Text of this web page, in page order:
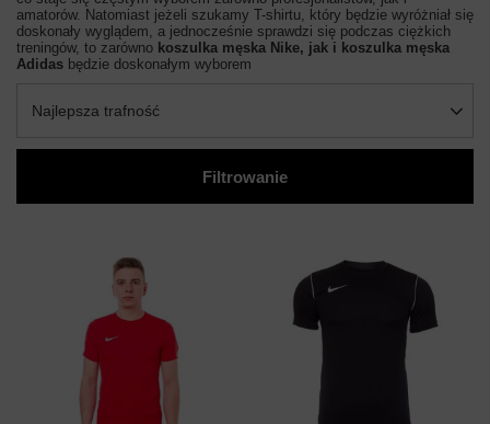
amatorów. Natomiast jeżeli szukamy T-shirtu, który będzie wyróżniał się
doskonały wyglądem, a jednocześnie sprawdzi się podczas ciężkich
treningów, to zarówno koszulka męska Nike, jak i koszulka męska
Adidas będzie doskonałym wyborem
Najlepsza trafność
Filtrowanie